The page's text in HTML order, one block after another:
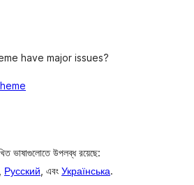
have major issues?
ভাষাগুলোতে উপলব্ধ রয়েছে:
Русский , এবং Українська.